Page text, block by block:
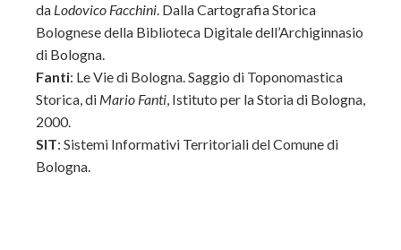
da Lodovico Facchini. Dalla Cartografia Storica
Bolognese della Biblioteca Digitale dell’Archiginnasio
di Bologna.
Fanti: Le Vie di Bologna. Saggio di Toponomastica
Storica, di Mario Fanti, Istituto per la Storia di Bologna,
2000.
SIT: Sistemi Informativi Territoriali del Comune di
Bologna.